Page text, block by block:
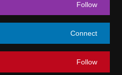
Follow
Connect
Follow